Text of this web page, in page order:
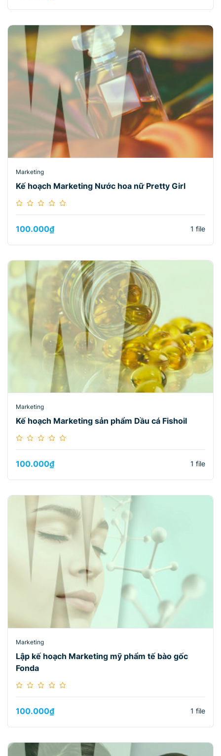
Marketing
Kế hoạch Marketing Nước hoa nữ Pretty Girl
100.000₫ 1 file
Marketing
Kế hoạch Marketing sản phẩm Dầu cá Fishoil
100.000₫ 1 file
Marketing
Lập kế hoạch Marketing mỹ phẩm tế bào gốc
Fonda
100.000₫ 1 file